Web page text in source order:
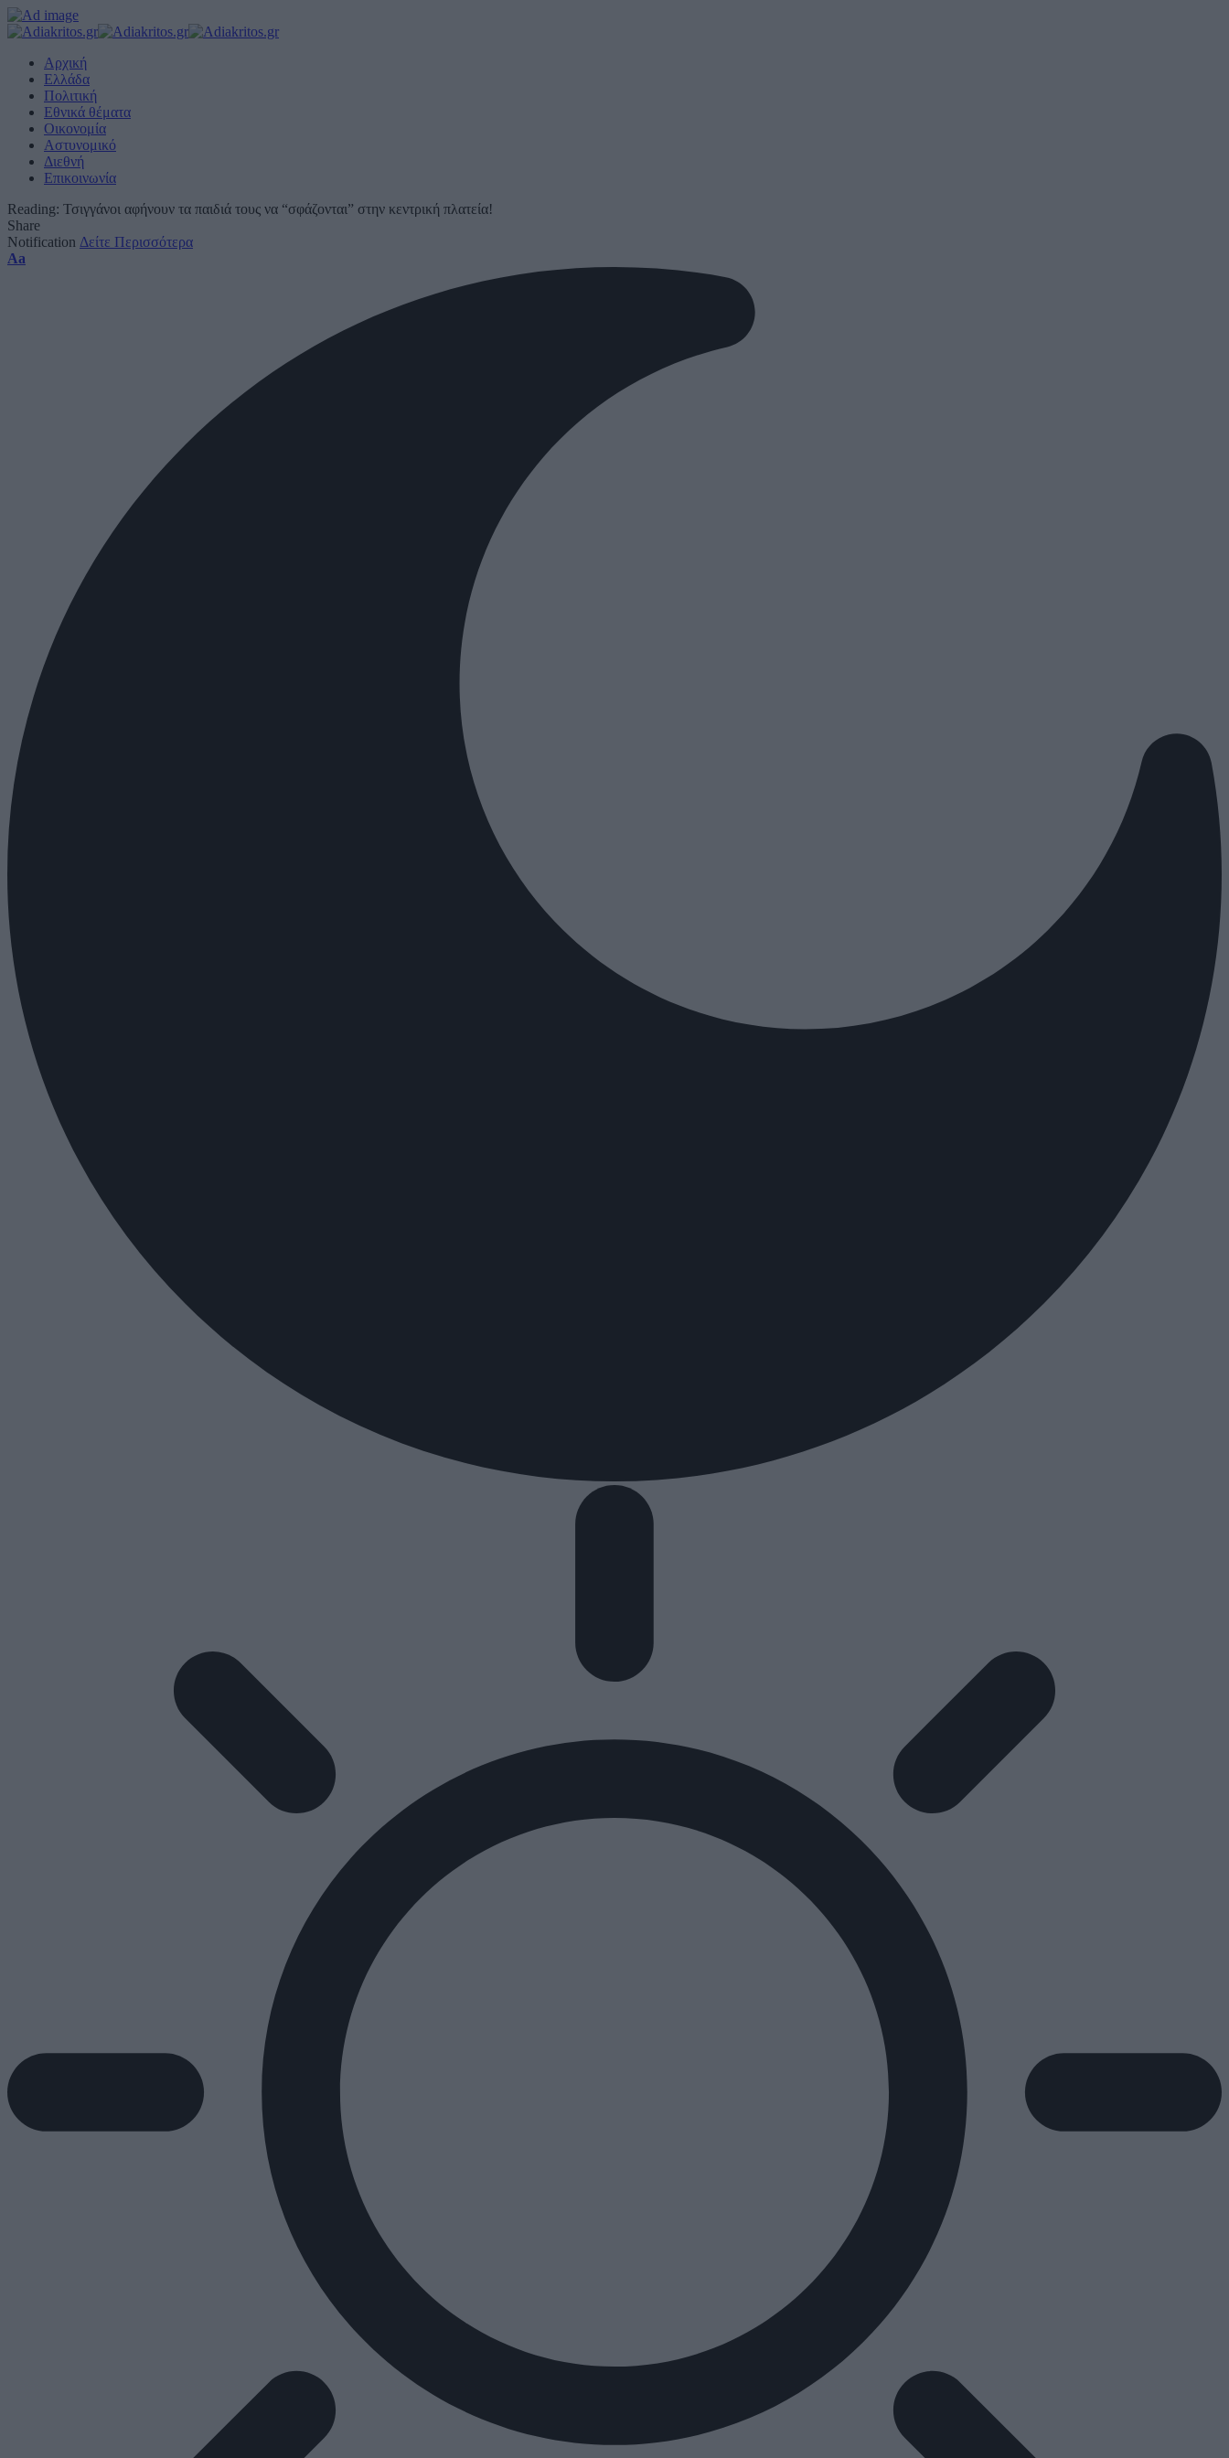
Αρχική
Ελλάδα
Πολιτική
Εθνικά θέματα
Οικονομία
Αστυνομικό
Διεθνή
Επικοινωνία
Reading: Τσιγγάνοι αφήνουν τα παιδιά τους να “σφάζονται” στην κεντρική πλατεία!
Share
Notification Δείτε Περισσότερα
Font
Aa